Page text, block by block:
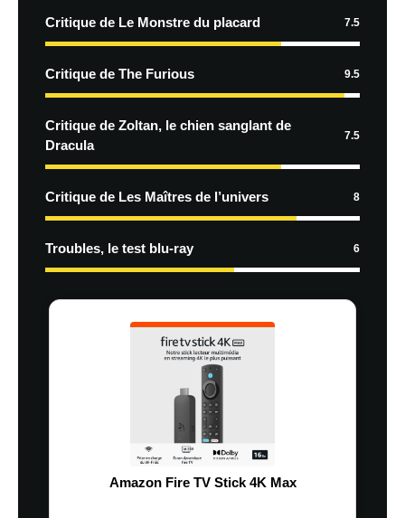
Critique de Le Monstre du placard 7.5
Critique de The Furious 9.5
Critique de Zoltan, le chien sanglant de
Dracula
7.5
Critique de Les Maîtres de l’univers 8
Troubles, le test blu-ray 6
Amazon Fire TV Stick 4K Max